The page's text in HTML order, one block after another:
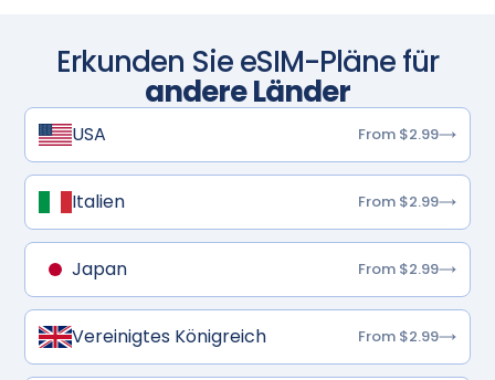
Erkunden Sie eSIM-Pläne für
andere Länder
USA From $2.99
Italien From $2.99
Japan From $2.99
Vereinigtes Königreich From $2.99